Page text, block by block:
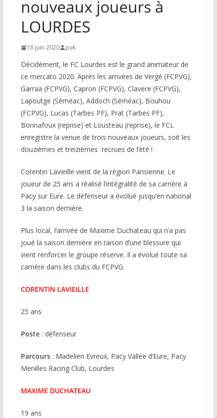
nouveaux joueurs à
LOURDES
18 juin 2020 puk
Décidément, le FC Lourdes est le grand animateur de
ce mercato 2020. Après les arrivées de Vergé (FCPVG),
Garraa (FCPVG), Capron (FCPVG), Clavere (FCPVG),
Lapoutge (Séméac), Addoch (Séméac), Bouhou
(FCPVG), Lucas (Tarbes PF), Prat (Tarbes PF),
Bonnafoux (reprise) et Lousteau (reprise), le FCL
enregistre la venue de trois nouveaux joueurs, soit les
douzièmes et treizièmes recrues de l’été !
Corentin Lavieille vient de la région Parisienne. Le
joueur de 25 ans a réalisé l’intégralité de sa carrière à
Pacy sur Eure. Le défenseur a évolué jusqu’en national
3 la saison dernière.
Plus local, l’arrivée de Maxime Duchateau qui n’a pas
joué la saison dernière en raison d’une blessure qui
vient renforcer le groupe réserve. Il a évolué toute sa
carrière dans les clubs du FCPVG.
CORENTIN LAVIEILLE
25 ans
Poste: défenseur
Parcours: Madelien Evreux, Pacy Vallée d’Eure, Pacy
Menilles Racing Club, Lourdes
MAXIME DUCHATEAU
19 ans